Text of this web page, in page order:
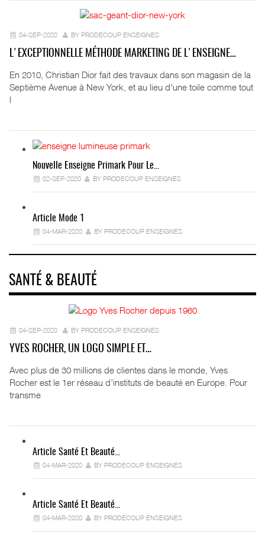
04-SEP-2020 BY PRODECOUP ENSEIGNES
L'EXCEPTIONNELLE MÉTHODE MARKETING DE L'ENSEIGNE…
En 2010, Christian Dior fait des travaux dans son magasin de la
Septième Avenue à New York, et au lieu d'une toile comme tout
l
Nouvelle Enseigne Primark Pour Le…
02-SEP-2020 BY PRODECOUP ENSEIGNES
Article Mode 1
04-MAR-2020 BY PRODECOUP ENSEIGNES
SANTÉ & BEAUTÉ
04-SEP-2020 BY PRODECOUP ENSEIGNES
YVES ROCHER, UN LOGO SIMPLE ET…
Avec plus de 30 millions de clientes dans le monde, Yves
Rocher est le 1er réseau d’instituts de beauté en Europe. Pour
transme
Article Santé Et Beauté…
04-MAR-2020 BY PRODECOUP ENSEIGNES
Article Santé Et Beauté…
04-MAR-2020 BY PRODECOUP ENSEIGNES